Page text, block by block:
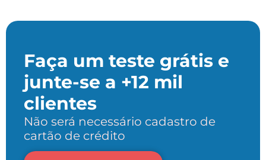
Faça um teste grátis e
junte-se a +12 mil
clientes
Não será necessário cadastro de
cartão de crédito